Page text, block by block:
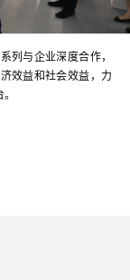
列与企业深度合作，
效益和社会效益，力